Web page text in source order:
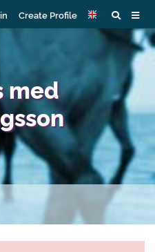
Create Profile
med